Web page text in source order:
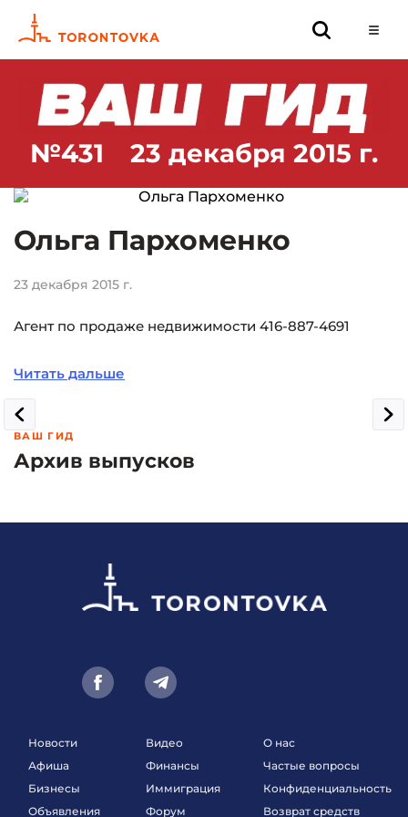
№431 23 декабря 2015 г.
Ольга Пархоменко
23 декабря 2015 г.
Агент по продаже недвижимости 416-887-4691
Читать дальше
ВАШ ГИД
Архив выпусков
Новости
Афиша
Бизнесы
Объявления
Видео
Финансы
Иммиграция
Форум
О нас
Частые вопросы
Конфиденциальность
Возврат средств